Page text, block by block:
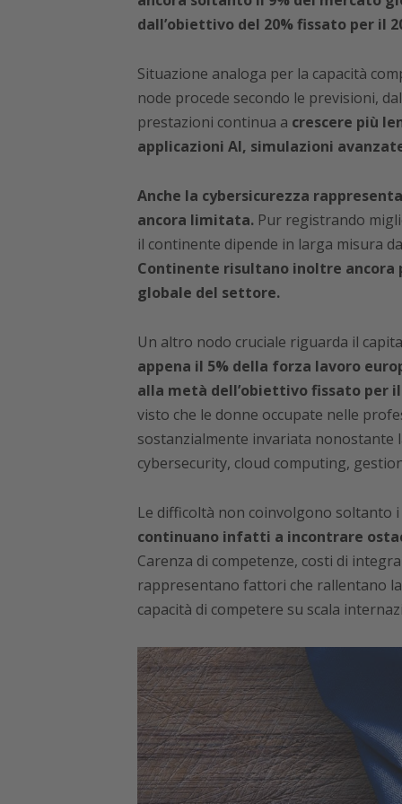
dall’obiettivo del 20% fissato per il
Situazione analoga per la capacità
node procede secondo le previsioni,
prestazioni continua a crescere più
applicazioni AI, simulazioni
Anche la cybersicurezza
ancora limitata.Pur registrando
il continente dipende in larga misura
Continente risultano inoltre ancora
globale del settore.
Un altro nodo cruciale riguarda il
appena il 5% della forza lavoro
alla metà dell’obiettivo fissato per il
visto che le donne occupate nelle
sostanzialmente invariata nonostante
cybersecurity, cloud computing,
Le difficoltà non coinvolgono soltanto
continuano infatti a incontrare
Carenza di competenze, costi di
rappresentano fattori che rallentano
capacità di competere su scala